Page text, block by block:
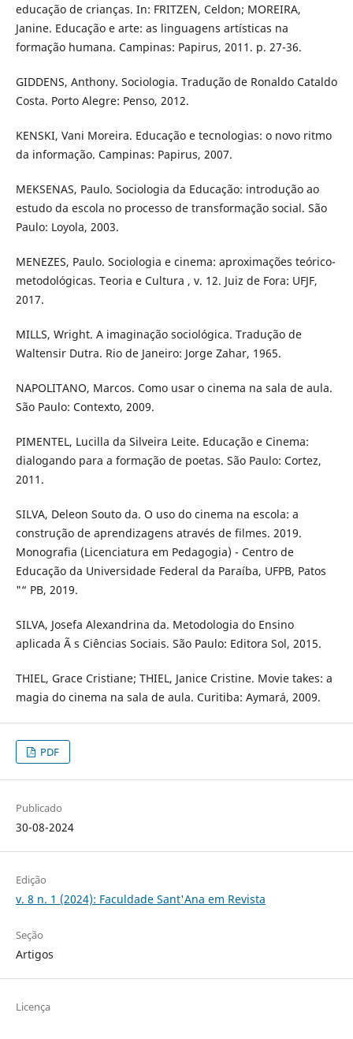
educação de crianças. In: FRITZEN, Celdon; MOREIRA,
Janine. Educação e arte: as linguagens artísticas na
formação humana. Campinas: Papirus, 2011. p. 27-36.
GIDDENS, Anthony. Sociologia. Tradução de Ronaldo Cataldo
Costa. Porto Alegre: Penso, 2012.
KENSKI, Vani Moreira. Educação e tecnologias: o novo ritmo
da informação. Campinas: Papirus, 2007.
MEKSENAS, Paulo. Sociologia da Educação: introdução ao
estudo da escola no processo de transformação social. São
Paulo: Loyola, 2003.
MENEZES, Paulo. Sociologia e cinema: aproximações teórico-
metodológicas. Teoria e Cultura , v. 12. Juiz de Fora: UFJF,
2017.
MILLS, Wright. A imaginação sociológica. Tradução de
Waltensir Dutra. Rio de Janeiro: Jorge Zahar, 1965.
NAPOLITANO, Marcos. Como usar o cinema na sala de aula.
São Paulo: Contexto, 2009.
PIMENTEL, Lucilla da Silveira Leite. Educação e Cinema:
dialogando para a formação de poetas. São Paulo: Cortez,
2011.
SILVA, Deleon Souto da. O uso do cinema na escola: a
construção de aprendizagens através de filmes. 2019.
Monografia (Licenciatura em Pedagogia) - Centro de
Educação da Universidade Federal da Paraíba, UFPB, Patos
"“ PB, 2019.
SILVA, Josefa Alexandrina da. Metodologia do Ensino
aplicada Ã s Ciências Sociais. São Paulo: Editora Sol, 2015.
THIEL, Grace Cristiane; THIEL, Janice Cristine. Movie takes: a
magia do cinema na sala de aula. Curitiba: Aymará, 2009.
PDF
Publicado
30-08-2024
Edição
v. 8 n. 1 (2024): Faculdade Sant'Ana em Revista
Seção
Artigos
Licença